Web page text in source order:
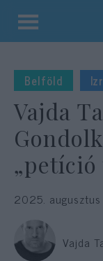
Kilépés
tartalomba
Belföld
Vajda
„petíció
2025.
Vajda